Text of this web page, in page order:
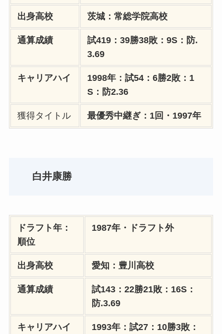
出身高校 茨城：常総学院高校
通算成績
試419：39勝38敗：9S：防.
3.69
キャリアハイ
1998年：試54：6勝2敗：1
S：防2.36
獲得タイトル 最優秀中継ぎ：1回・1997年
白井康勝
ドラフト年：
順位
1987年・ドラフト外
出身高校 愛知：豊川高校
通算成績
試143：22勝21敗：16S：
防.3.69
キャリアハイ
1993年：試27：10勝3敗：